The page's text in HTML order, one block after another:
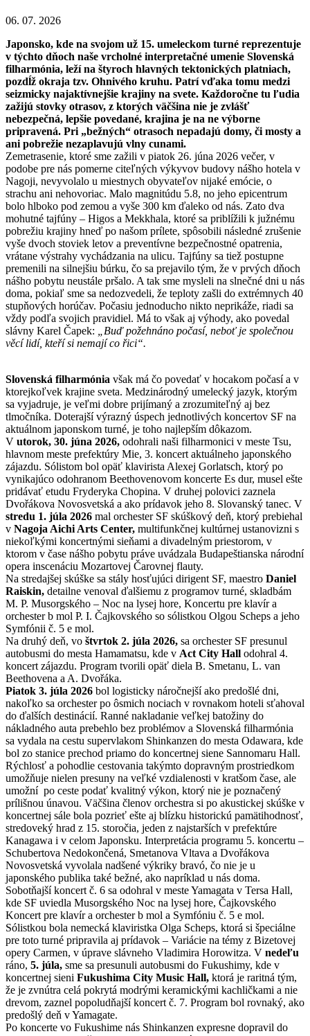
06. 07. 2026
Japonsko, kde na svojom už 15. umeleckom turné reprezentuje
v týchto dňoch naše vrcholné interpretačné umenie Slovenská
filharmónia, leží na štyroch hlavných tektonických platniach,
pozdĺž okraja tzv. Ohnivého kruhu. Patrí vďaka tomu medzi
seizmicky najaktívnejšie krajiny na svete. Každoročne tu ľudia
zažijú stovky otrasov, z ktorých väčšina nie je zvlášť
nebezpečná, lepšie povedané, krajina je na ne výborne
pripravená. Pri „bežných“ otrasoch nepadajú domy, či mosty a
ani pobrežie nezaplavujú vlny cunami.
Zemetrasenie, ktoré sme zažili v piatok 26. júna 2026 večer, v
podobe pre nás pomerne citeľných výkyvov budovy nášho hotela v
Nagoji, nevyvolalo u miestnych obyvateľov nijaké emócie, o
strachu ani nehovoriac. Malo magnitúdu 5.8, no jeho epicentrum
bolo hlboko pod zemou a vyše 300 km ďaleko od nás. Zato dva
mohutné tajfúny – Higos a Mekkhala, ktoré sa priblížili k južnému
pobrežiu krajiny hneď po našom prílete, spôsobili následné zrušenie
vyše dvoch stoviek letov a preventívne bezpečnostné opatrenia,
vrátane výstrahy vychádzania na ulicu. Tajfúny sa tiež postupne
premenili na silnejšiu búrku, čo sa prejavilo tým, že v prvých dňoch
nášho pobytu neustále pršalo. A tak sme mysleli na slnečné dni u nás
doma, pokiaľ sme sa nedozvedeli, že teploty zašli do extrémnych 40
stupňových horúčav. Počasiu jednoducho nikto neprikáže, riadi sa
vždy podľa svojich pravidiel. Má to však aj výhody, ako povedal
slávny Karel Čapek:
„Buď požehnáno počasí, neboť je společnou
věcí lidí, kteří si nemají co řici“.
Slovenská filharmónia však má čo povedať v hocakom počasí a v
ktorejkoľvek krajine sveta. Medzinárodný umelecký jazyk, ktorým
sa vyjadruje, je veľmi dobre prijímaný a zrozumiteľný aj bez
tlmočníka. Doterajší výrazný úspech jednotlivých koncertov SF na
aktuálnom japonskom turné, je toho najlepším dôkazom.
V utorok, 30. júna 2026, odohrali naši filharmonici v meste Tsu,
hlavnom meste prefektúry Mie, 3. koncert aktuálneho japonského
zájazdu. Sólistom bol opäť klavirista Alexej Gorlatsch, ktorý po
vynikajúco odohranom Beethovenovom koncerte Es dur, musel ešte
pridávať etudu Fryderyka Chopina. V druhej polovici zaznela
Dvořákova Novosvetská a ako prídavok jeho 8. Slovanský tanec. V
stredu 1. júla 2026 mal orchester SF skúškový deň, ktorý prebiehal
v Nagoja Aichi Arts Center, multifunkčnej kultúrnej ustanovizni s
niekoľkými koncertnými sieňami a divadelným priestorom, v
ktorom v čase nášho pobytu práve uvádzala Budapeštianska národní
opera inscenáciu Mozartovej Čarovnej flauty.
Na stredajšej skúške sa stály hosťujúci dirigent SF, maestro Daniel
Raiskin, detailne venoval ďalšiemu z programov turné, skladbám
M. P. Musorgského – Noc na lysej hore, Koncertu pre klavír a
orchester b mol P. I. Čajkovského so sólistkou Olgou Scheps a jeho
Symfónii č. 5 e mol.
Na druhý deň, vo štvrtok 2. júla 2026, sa orchester SF presunul
autobusmi do mesta Hamamatsu, kde v Act City Hall odohral 4.
koncert zájazdu. Program tvorili opäť diela B. Smetanu, L. van
Beethovena a A. Dvořáka.
Piatok 3. júla 2026 bol logisticky náročnejší ako predošlé dni,
nakoľko sa orchester po ôsmich nociach v rovnakom hoteli sťahoval
do ďalších destinácií. Ranné nakladanie veľkej batožiny do
nákladného auta prebehlo bez problémov a Slovenská filharmónia
sa vydala na cestu supervlakom Shinkanzen do mesta Odawara, kde
bol zo stanice prechod priamo do koncertnej siene Sannomaru Hall.
Rýchlosť a pohodlie cestovania takýmto dopravným prostriedkom
umožňuje nielen presuny na veľké vzdialenosti v kratšom čase, ale
umožní po ceste podať kvalitný výkon, ktorý nie je poznačený
prílišnou únavou. Väčšina členov orchestra si po akustickej skúške v
koncertnej sále bola pozrieť ešte aj blízku historickú pamätihodnosť,
stredoveký hrad z 15. storočia, jeden z najstarších v prefektúre
Kanagawa i v celom Japonsku. Interpretácia programu 5. koncertu –
Schubertova Nedokončená, Smetanova Vltava a Dvořákova
Novosvetská vyvolala nadšené výkriky bravó, čo nie je u
japonského publika také bežné, ako napríklad u nás doma.
Sobotňajší koncert č. 6 sa odohral v meste Yamagata v Tersa Hall,
kde SF uviedla Musorgského Noc na lysej hore, Čajkovského
Koncert pre klavír a orchester b mol a Symfóniu č. 5 e mol.
Sólistkou bola nemecká klaviristka Olga Scheps, ktorá si špeciálne
pre toto turné pripravila aj prídavok – Variácie na témy z Bizetovej
opery Carmen, v úprave slávneho Vladimira Horowitza. V nedeľu
ráno, 5. júla, sme sa presunuli autobusmi do Fukushimy, kde v
koncertnej sieni Fukushima City Music Hall, ktorá je raritná tým,
že je zvnútra celá pokrytá modrými keramickými kachličkami a nie
drevom, zaznel popoludňajší koncert č. 7. Program bol rovnaký, ako
predošlý deň v Yamagate.
Po koncerte vo Fukushime nás Shinkanzen expresne dopravil do